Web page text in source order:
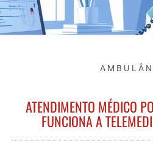
ATENDIMENTO MÉDICO
FUNCIONA A